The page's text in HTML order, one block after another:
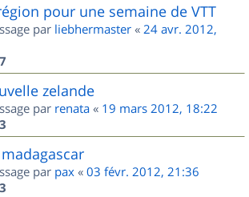
pour une semaine de VTT
par liebhermaster « 24 avr. 2012,
7
zelande
par renata « 19 mars 2012, 18:22
3
par pax « 03 févr. 2012, 21:36
3